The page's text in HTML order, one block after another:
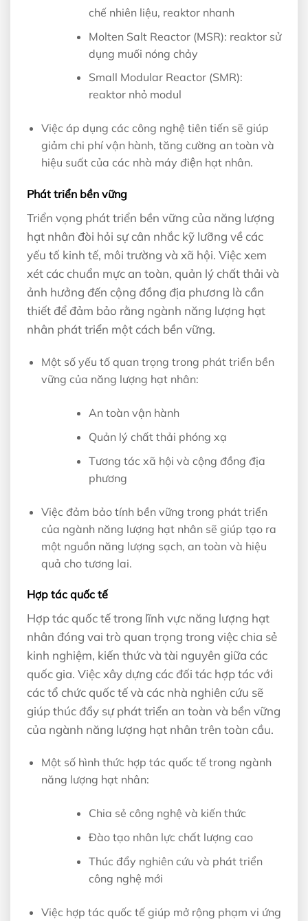
chế nhiên liệu, reaktor nhanh
Molten Salt Reactor (MSR): reaktor sử
dụng muối nóng chảy
Small Modular Reactor (SMR):
reaktor nhỏ modul
Việc áp dụng các công nghệ tiên tiến sẽ giúp
giảm chi phí vận hành, tăng cường an toàn và
hiệu suất của các nhà máy điện hạt nhân.
Phát triển bền vững
Triển vọng phát triển bền vững của năng lượng
hạt nhân đòi hỏi sự cân nhắc kỹ lưỡng về các
yếu tố kinh tế, môi trường và xã hội. Việc xem
xét các chuẩn mực an toàn, quản lý chất thải và
ảnh hưởng đến cộng đồng địa phương là cần
thiết để đảm bảo rằng ngành năng lượng hạt
nhân phát triển một cách bền vững.
Một số yếu tố quan trọng trong phát triển bền
vững của năng lượng hạt nhân:
An toàn vận hành
Quản lý chất thải phóng xạ
Tương tác xã hội và cộng đồng địa
phương
Việc đảm bảo tính bền vững trong phát triển
của ngành năng lượng hạt nhân sẽ giúp tạo ra
một nguồn năng lượng sạch, an toàn và hiệu
quả cho tương lai.
Hợp tác quốc tế
Hợp tác quốc tế trong lĩnh vực năng lượng hạt
nhân đóng vai trò quan trọng trong việc chia sẻ
kinh nghiệm, kiến thức và tài nguyên giữa các
quốc gia. Việc xây dựng các đối tác hợp tác với
các tổ chức quốc tế và các nhà nghiên cứu sẽ
giúp thúc đẩy sự phát triển an toàn và bền vững
của ngành năng lượng hạt nhân trên toàn cầu.
Một số hình thức hợp tác quốc tế trong ngành
năng lượng hạt nhân:
Chia sẻ công nghệ và kiến thức
Đào tạo nhân lực chất lượng cao
Thúc đẩy nghiên cứu và phát triển
công nghệ mới
Việc hợp tác quốc tế giúp mở rộng phạm vi ứng